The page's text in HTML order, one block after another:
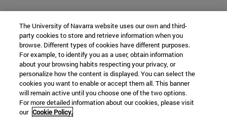
The University of Navarra website uses our own and third-
party cookies to store and retrieve information when you
browse. Different types of cookies have different purposes.
For example, to identify you as a user, obtain information
about your browsing habits respecting your privacy, or
personalize how the content is displayed. You can select the
cookies you want to enable or accept them all. This banner
will remain active until you choose one of the two options.
For more detailed information about our cookies, please visit
our Cookie Policy.